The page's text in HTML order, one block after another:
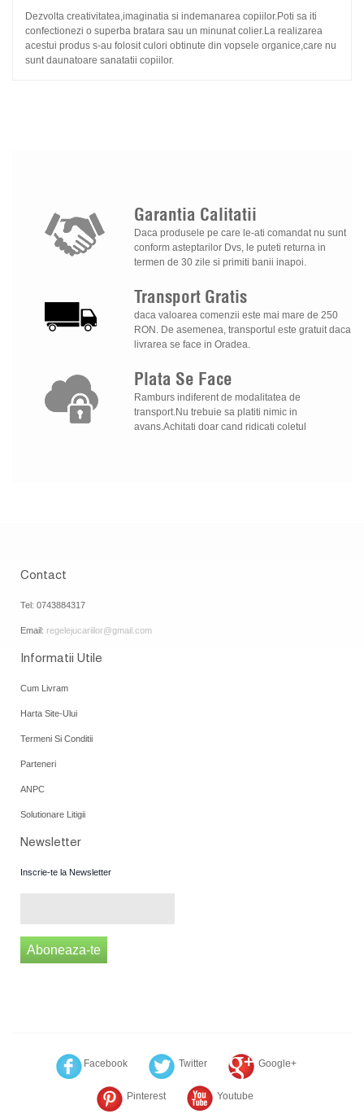
Dezvolta creativitatea,imaginatia si indemanarea copiilor.Poti sa iti
confectionezi o superba bratara sau un minunat colier.La realizarea
acestui produs s-au folosit culori obtinute din vopsele organice,care nu
sunt daunatoare sanatatii copiilor.
Garantia Calitatii
Daca produsele pe care le-ati comandat nu sunt
conform asteptarilor Dvs, le puteti returna in
termen de 30 zile si primiti banii inapoi.
Transport Gratis
daca valoarea comenzii este mai mare de 250
RON. De asemenea, transportul este gratuit daca
livrarea se face in Oradea.
Plata Se Face
Ramburs indiferent de modalitatea de
transport.Nu trebuie sa platiti nimic in
avans.Achitati doar cand ridicati coletul
Contact
Tel: 0743884317
Email: regelejucariilor@gmail.com
Informatii Utile
Cum Livram
Harta Site-Ului
Termeni Si Conditii
Parteneri
ANPC
Solutionare Litigii
Newsletter
Inscrie-te la Newsletter
Aboneaza-te
Facebook Twitter Google+
Pinterest Youtube